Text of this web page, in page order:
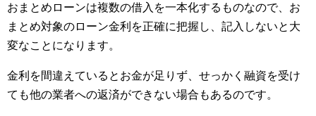
おまとめローンは複数の借入を一本化するものなので、お
まとめ対象のローン金利を正確に把握し、記入しないと大
変なことになります。
金利を間違えているとお金が足りず、せっかく融資を受け
ても他の業者への返済ができない場合もあるのです。